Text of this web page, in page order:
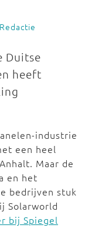
Redactie
Duitse
heeft
industrie
een heel
Maar de
en het
bedrijven stuk
Solarworld
bij Spiegel